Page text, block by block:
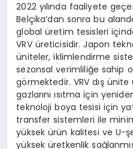
2022 yılında faaliyete
Belçika’dan sonra bu
global üretim tesisleri
VRV üreticisidir. Japon
üniteler, iklimlendirme
sezonsal verimliliğe sahip
görmektedir. VRV dış
gazlarını ısıtma için
teknoloji boya tesisi için
transfer sistemleri ile
yüksek ürün kalitesi ve U-
yüksek üretkenlik